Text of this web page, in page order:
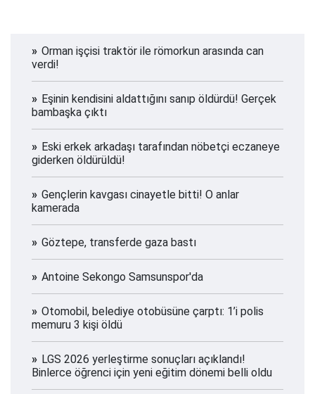
Orman işçisi traktör ile römorkun arasında can
verdi!
Eşinin kendisini aldattığını sanıp öldürdü! Gerçek
bambaşka çıktı
Eski erkek arkadaşı tarafından nöbetçi eczaneye
giderken öldürüldü!
Gençlerin kavgası cinayetle bitti! O anlar
kamerada
Göztepe, transferde gaza bastı
Antoine Sekongo Samsunspor'da
Otomobil, belediye otobüsüne çarptı: 1’i polis
memuru 3 kişi öldü
LGS 2026 yerleştirme sonuçları açıklandı!
Binlerce öğrenci için yeni eğitim dönemi belli oldu